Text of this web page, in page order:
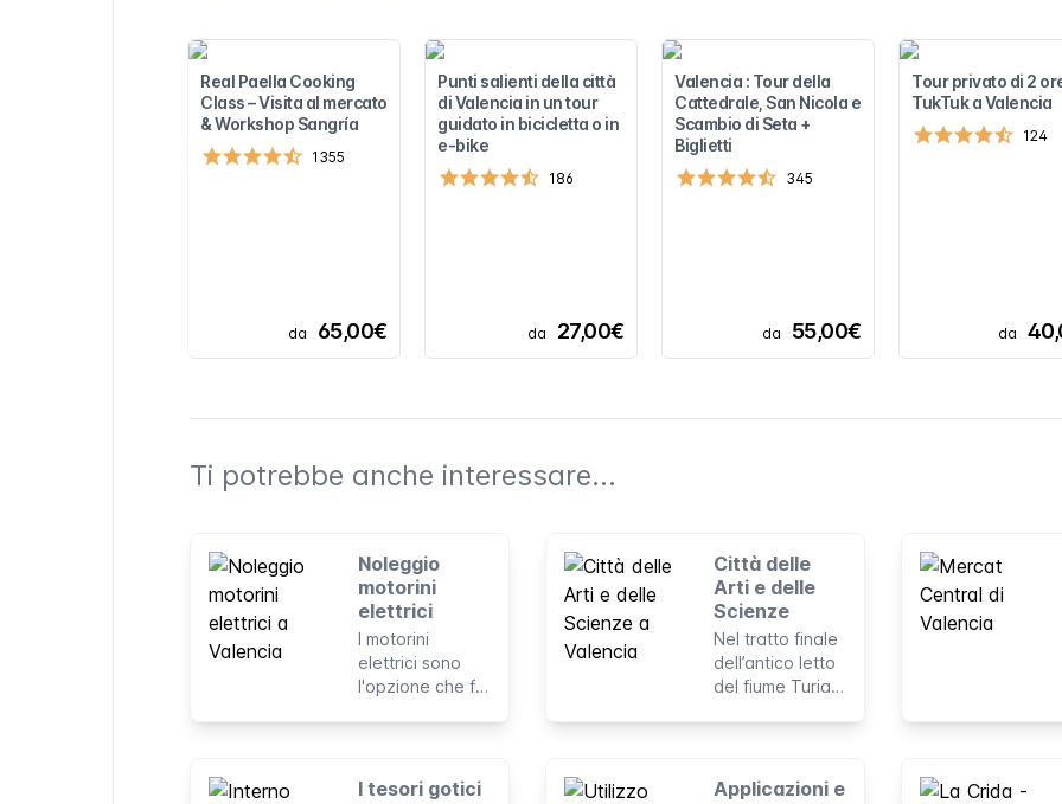
Real Paella Cooking
Class – Visita al mercato
& Workshop Sangría
1355
da 65,00€
Punti salienti della città
di Valencia in un tour
guidato in bicicletta o in
e-bike
186
da 27,00€
Valencia : Tour della
Cattedrale, San Nicola e
Scambio di Seta +
Biglietti
345
da 55,00€
Tour privato di 2
TukTuk a Valencia
124
da
Ti potrebbe anche interessare...
Noleggio
motorini
elettrici
I motorini
elettrici sono
l'opzione che fa
indipendente e
Città delle
Arti e delle
Scienze
Nel tratto finale
dell’antico letto
del fiume Turia
iconiche di
I tesori gotici
Applicazioni e